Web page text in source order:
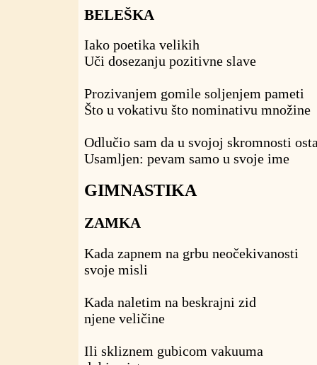
BELEŠKA
Iako poetika velikih
Uči dosezanju pozitivne slave
Prozivanjem gomile soljenjem pameti
Što u vokativu što nominativu množine
Odlučio sam da u svojoj skromnosti
Usamljen: pevam samo u svoje ime
GIMNASTIKA
ZAMKA
Kada zapnem na grbu neočekivanosti
svoje misli
Kada naletim na beskrajni zid
njene veličine
Ili skliznem gubicom vakuuma